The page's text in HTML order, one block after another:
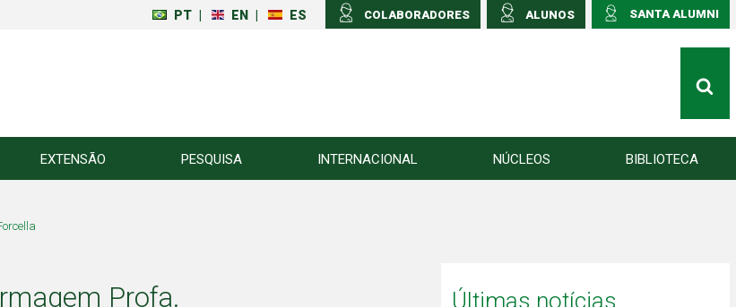
SANTA ALUMNI
ALUNOS
COLABORADORES
PT EN ES
EXTENSÃO PESQUISA INTERNACIONAL NÚCLEOS BIBLIOTECA
Profa.
Últimas notícias